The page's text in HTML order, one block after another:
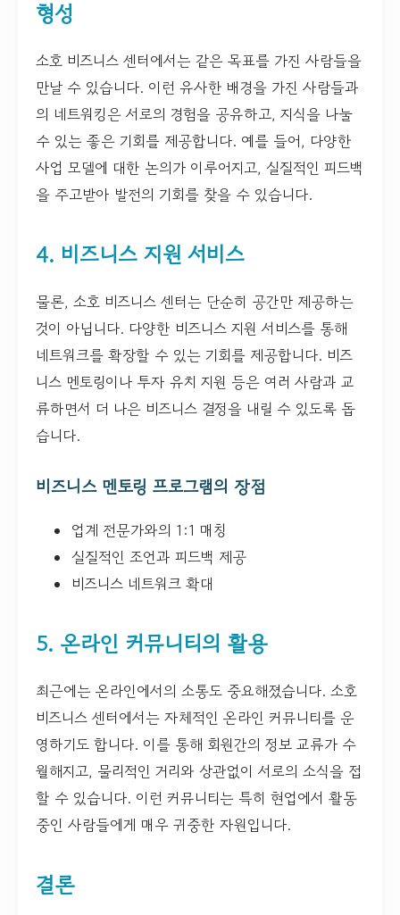
형성
소호 비즈니스 센터에서는 같은 목표를 가진 사람들을
만날 수 있습니다. 이런 유사한 배경을 가진 사람들과
의 네트워킹은 서로의 경험을 공유하고, 지식을 나눌
수 있는 좋은 기회를 제공합니다. 예를 들어, 다양한
사업 모델에 대한 논의가 이루어지고, 실질적인 피드백
을 주고받아 발전의 기회를 찾을 수 있습니다.
4. 비즈니스 지원 서비스
물론, 소호 비즈니스 센터는 단순히 공간만 제공하는
것이 아닙니다. 다양한 비즈니스 지원 서비스를 통해
네트워크를 확장할 수 있는 기회를 제공합니다. 비즈
니스 멘토링이나 투자 유치 지원 등은 여러 사람과 교
류하면서 더 나은 비즈니스 결정을 내릴 수 있도록 돕
습니다.
비즈니스 멘토링 프로그램의 장점
업계 전문가와의 1:1 매칭
실질적인 조언과 피드백 제공
비즈니스 네트워크 확대
5. 온라인 커뮤니티의 활용
최근에는 온라인에서의 소통도 중요해졌습니다. 소호
비즈니스 센터에서는 자체적인 온라인 커뮤니티를 운
영하기도 합니다. 이를 통해 회원간의 정보 교류가 수
월해지고, 물리적인 거리와 상관없이 서로의 소식을 접
할 수 있습니다. 이런 커뮤니티는 특히 현업에서 활동
중인 사람들에게 매우 귀중한 자원입니다.
결론